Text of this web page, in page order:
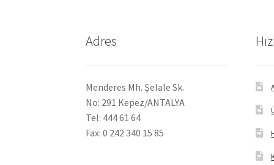
Adres
Menderes Mh. Şelale Sk.
No: 291 Kepez/ANTALYA
Tel: 444 61 64
Fax: 0 242 340 15 85